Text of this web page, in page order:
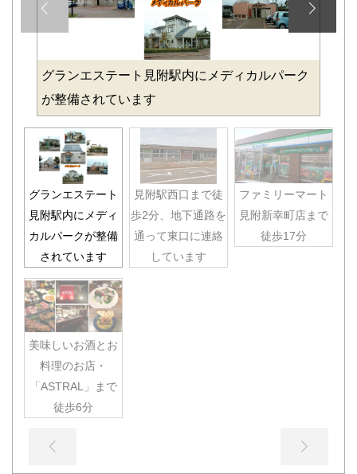
グランエステート見附駅内にメディカルパーク
が整備されています
グランエステート
見附駅内にメディ
カルパークが整備
されています
見附駅西口まで徒
歩2分、地下通路を
通って東口に連絡
しています
ファミリーマート
見附新幸町店まで
徒歩17分
美味しいお酒とお
料理のお店・
「ASTRAL」まで
徒歩6分